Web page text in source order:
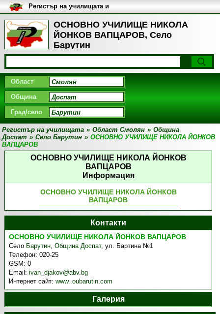
ОСНОВНО УЧИЛИЩЕ НИКОЛА
ЙОНКОВ ВАПЦАРОВ, Село
Барутин
Регистър на училищата и
университетите в България
Област
Община
Град/село
Регистър на училищата » Област Смолян » Община
Доспат » Село Барутин » ОСНОВНО УЧИЛИЩЕ НИКОЛА ЙОНКОВ
ВАПЦАРОВ
ОСНОВНО УЧИЛИЩЕ НИКОЛА ЙОНКОВ
ВАПЦАРОВ
Информация
ОСНОВНО УЧИЛИЩЕ НИКОЛА ЙОНКОВ
ВАПЦАРОВ
Контакти
ОСНОВНО УЧИЛИЩЕ НИКОЛА ЙОНКОВ ВАПЦАРОВ
Село Барутин,Община Доспат,ул. Бартина №1
Телефон:020-25
GSM:0
Email:ivan_djakov@abv.bg
Интернет сайт:www..oubarutin.com
Галерия